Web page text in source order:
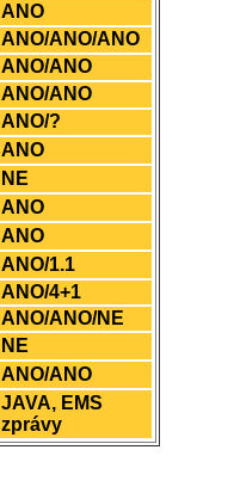
ANO
ANO/ANO/ANO
ANO/ANO
ANO/ANO
ANO/?
ANO
NE
ANO
ANO
ANO/1.1
ANO/4+1
ANO/ANO/NE
NE
ANO/ANO
JAVA, EMS
zprávy